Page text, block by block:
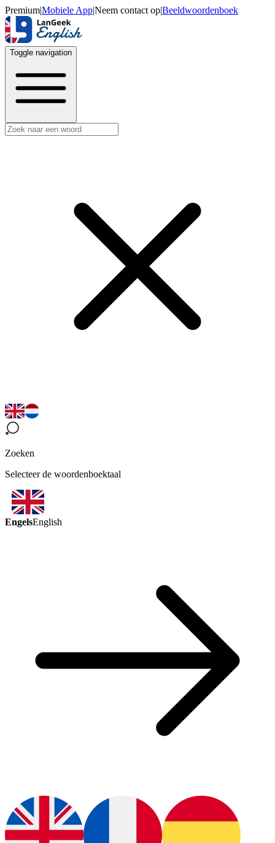
Premium|Mobiele App|Neem contact op|Beeldwoordenboek
Toggle navigation
Zoeken
Selecteer de woordenboektaal
EngelsEnglish